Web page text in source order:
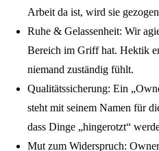
Arbeit da ist, wird sie
Ruhe & Gelassenheit: Wir
Bereich im Griff hat. Hektik
niemand zuständig fühlt.
Qualitätssicherung: Ein
steht mit seinem Namen für
dass Dinge „hingerotzt“
Mut zum Widerspruch: